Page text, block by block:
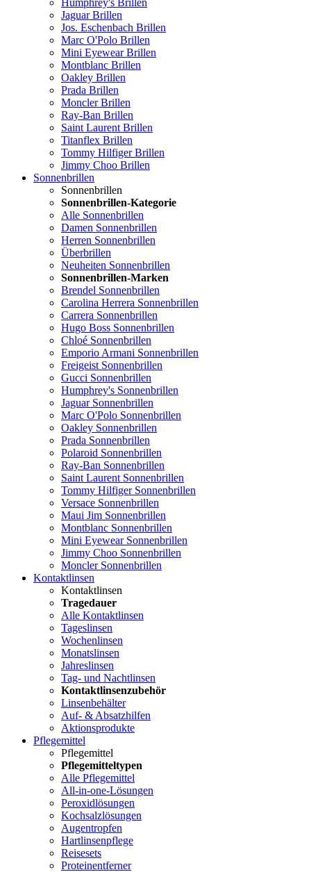
Jaguar Brillen
Jos. Eschenbach Brillen
Marc O'Polo Brillen
Mini Eyewear Brillen
Montblanc Brillen
Oakley Brillen
Prada Brillen
Moncler Brillen
Ray-Ban Brillen
Saint Laurent Brillen
Titanflex Brillen
Tommy Hilfiger Brillen
Jimmy Choo Brillen
Sonnenbrillen
Sonnenbrillen
Sonnenbrillen-Kategorie
Alle Sonnenbrillen
Damen Sonnenbrillen
Herren Sonnenbrillen
Überbrillen
Neuheiten Sonnenbrillen
Sonnenbrillen-Marken
Brendel Sonnenbrillen
Carolina Herrera Sonnenbrillen
Carrera Sonnenbrillen
Hugo Boss Sonnenbrillen
Chloé Sonnenbrillen
Emporio Armani Sonnenbrillen
Freigeist Sonnenbrillen
Gucci Sonnenbrillen
Humphrey's Sonnenbrillen
Jaguar Sonnenbrillen
Marc O'Polo Sonnenbrillen
Oakley Sonnenbrillen
Prada Sonnenbrillen
Polaroid Sonnenbrillen
Ray-Ban Sonnenbrillen
Saint Laurent Sonnenbrillen
Tommy Hilfiger Sonnenbrillen
Versace Sonnenbrillen
Maui Jim Sonnenbrillen
Montblanc Sonnenbrillen
Mini Eyewear Sonnenbrillen
Jimmy Choo Sonnenbrillen
Moncler Sonnenbrillen
Kontaktlinsen
Kontaktlinsen
Tragedauer
Alle Kontaktlinsen
Tageslinsen
Wochenlinsen
Monatslinsen
Jahreslinsen
Tag- und Nachtlinsen
Kontaktlinsenzubehör
Linsenbehälter
Auf- & Absatzhilfen
Aktionsprodukte
Pflegemittel
Pflegemittel
Pflegemitteltypen
Alle Pflegemittel
All-in-one-Lösungen
Peroxidlösungen
Kochsalzlösungen
Augentropfen
Hartlinsenpflege
Reisesets
Proteinentferner